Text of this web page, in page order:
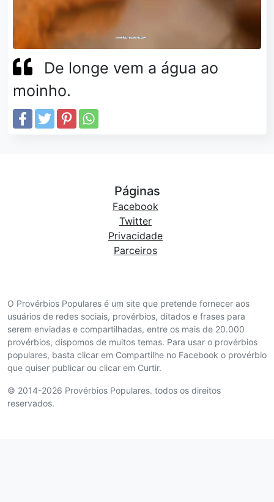
De longe vem a água ao
moinho.
O Provérbios Populares é um site que pretende fornecer aos
usuários de redes sociais, provérbios, ditados e frases para
serem enviadas e compartilhadas, entre os mais de 20.000
provérbios, dispomos de muitos temas. Para usar o provérbios
populares, basta clicar em Compartilhe no Facebook o provérbio
que quiser publicar ou clicar em Curtir.
© 2014-2026 Provérbios Populares. todos os direitos
reservados.
Páginas
Facebook
Twitter
Privacidade
Parceiros